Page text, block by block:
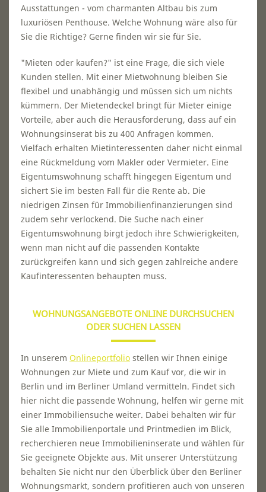
Ausstattungen - vom charmanten Altbau bis zum
luxuriösen Penthouse. Welche Wohnung wäre also für
Sie die Richtige? Gerne finden wir sie für Sie.
"Mieten oder kaufen?" ist eine Frage, die sich viele
Kunden stellen. Mit einer Mietwohnung bleiben Sie
flexibel und unabhängig und müssen sich um nichts
kümmern. Der Mietendeckel bringt für Mieter einige
Vorteile, aber auch die Herausforderung, dass auf ein
Wohnungsinserat bis zu 400 Anfragen kommen.
Vielfach erhalten Mietinteressenten daher nicht einmal
eine Rückmeldung vom Makler oder Vermieter. Eine
Eigentumswohnung schafft hingegen Eigentum und
sichert Sie im besten Fall für die Rente ab. Die
niedrigen Zinsen für Immobilienfinanzierungen sind
zudem sehr verlockend. Die Suche nach einer
Eigentumswohnung birgt jedoch ihre Schwierigkeiten,
wenn man nicht auf die passenden Kontakte
zurückgreifen kann und sich gegen zahlreiche andere
Kaufinteressenten behaupten muss.
WOHNUNGSANGEBOTE ONLINE DURCHSUCHEN
ODER SUCHEN LASSEN
In unserem Onlineportfolio stellen wir Ihnen einige
Wohnungen zur Miete und zum Kauf vor, die wir in
Berlin und im Berliner Umland vermitteln. Findet sich
hier nicht die passende Wohnung, helfen wir gerne mit
einer Immobiliensuche weiter. Dabei behalten wir für
Sie alle Immobilienportale und Printmedien im Blick,
recherchieren neue Immobilieninserate und wählen für
Sie geeignete Objekte aus. Mit unserer Unterstützung
behalten Sie nicht nur den Überblick über den Berliner
Wohnungsmarkt, sondern profitieren auch von unseren